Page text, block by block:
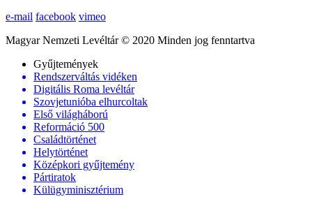
e-mail facebook vimeo
Magyar Nemzeti Levéltár © 2020 Minden jog fenntartva
Gyűjtemények
Rendszerváltás vidéken
Digitális Roma levéltár
Szovjetunióba elhurcoltak
Első világháború
Reformáció 500
Családtörténet
Helytörténet
Középkori gyűjtemény
Pártiratok
Külügyminisztérium